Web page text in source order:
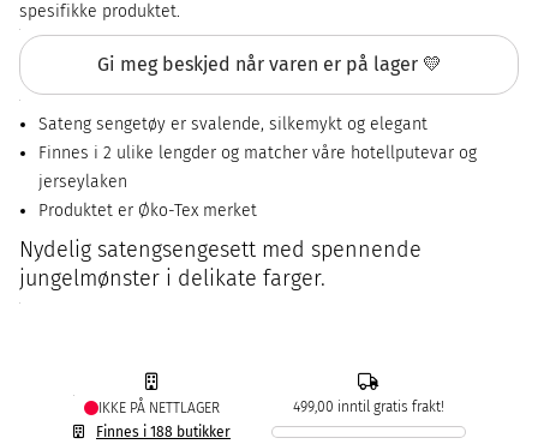
spesifikke produktet.
Gi meg beskjed når varen er på lager 💛
Sateng sengetøy er svalende, silkemykt og elegant
Finnes i 2 ulike lengder og matcher våre hotellputevar og
jerseylaken
Produktet er Øko-Tex merket
Nydelig satengsengesett med spennende
jungelmønster i delikate farger.
IKKE PÅ NETTLAGER
Finnes i 188 butikker
499,00 inntil gratis frakt!